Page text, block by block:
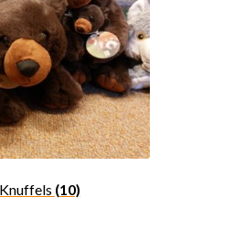
Knuffels (10)